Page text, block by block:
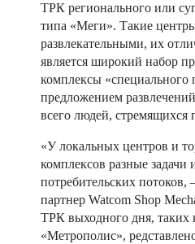
ТРК регионального или
типа «Меги». Такие
развлекательными, их
является широкий набор
комплексы
предложением
всего людей, стремящихся
«У локальных центров и
комплексов разные
потребительских
партнер Watcom Shop
ТРК выходного дня, таких
«Метрополис»,